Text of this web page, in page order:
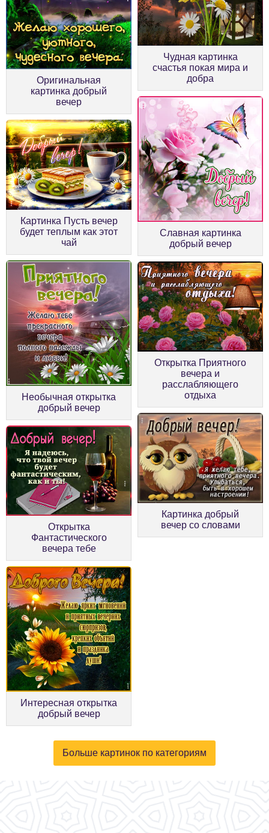
Оригинальная
картинка добрый
вечер
Картинка Пусть вечер
будет теплым как этот
чай
Чудная картинка
счастья покая мира и
добра
Необычная открытка
добрый вечер
Славная картинка
добрый вечер
Открытка
Фантастического
вечера тебе
Открытка Приятного
вечера и
расслабляющего
отдыха
Интересная открытка
добрый вечер
Картинка добрый
вечер со словами
Больше картинок по категориям